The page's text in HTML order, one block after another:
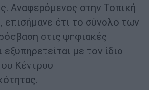
Αναφερόμενος στην Τοπική
επισήμανε ότι το σύνολο των
στις ψηφιακές
εξυπηρετείται με τον ίδιο
Κέντρου